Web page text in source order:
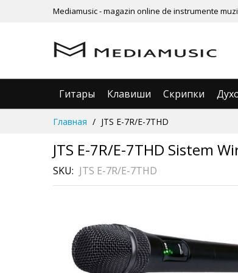
Mediamusic - magazin online de instrumente
Гитары Клавиши Скрипки
Главная JTS E-7R/E-7THD
JTS E-7R/E-7THD Sistem
SKU JTS E-7R/E-7THD